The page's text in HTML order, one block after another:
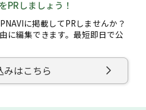
PRしましょう！
に掲載してPRしませんか？
に編集できます。最短即日で公
みはこちら